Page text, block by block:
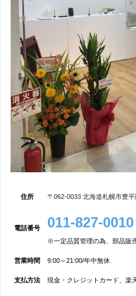
住所 〒062-0033 北海道札幌市豊
電話番号 011-827-0010
※一定品質管理の為、部品販
営業時間 9:00～21:00/年中無休
支払方法 現金・クレジットカード、楽